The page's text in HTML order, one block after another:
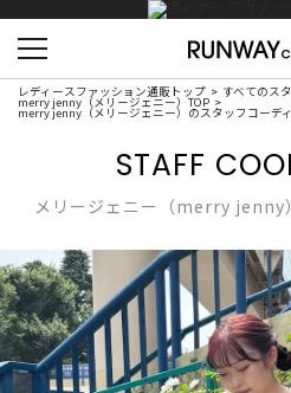
レディースファッション通販トップ すべてのス
merry jenny（メリージェニー）TOP
merry jenny（メリージェニー）のスタッフコーデ
STAFF
メリージェニー（merry jenny